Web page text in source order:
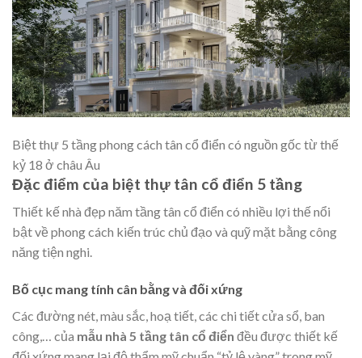
Biệt thự 5 tầng phong cách tân cổ điển có nguồn gốc từ thế
kỷ 18 ở châu Âu
Đặc điểm của biệt thự tân cổ điển 5 tầng
Thiết kế nhà đẹp năm tầng tân cổ điển có nhiều lợi thế nổi
bật về phong cách kiến trúc chủ đạo và quỹ mặt bằng công
năng tiện nghi.
Bố cục mang tính cân bằng và đối xứng
Các đường nét, màu sắc, hoạ tiết, các chi tiết cửa sổ, ban
công,… của mẫu nhà 5 tầng tân cổ điển đều được thiết kế